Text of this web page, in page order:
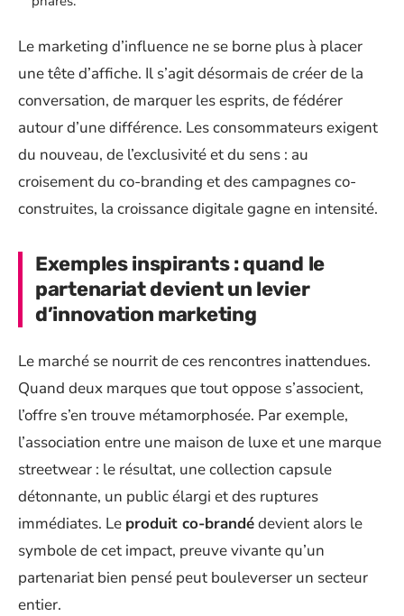
Le marketing d’influence ne se borne plus à placer
une tête d’affiche. Il s’agit désormais de créer de la
conversation, de marquer les esprits, de fédérer
autour d’une différence. Les consommateurs exigent
du nouveau, de l’exclusivité et du sens : au
croisement du co-branding et des campagnes co-
construites, la croissance digitale gagne en intensité.
Exemples inspirants : quand le
partenariat devient un levier
d’innovation marketing
Le marché se nourrit de ces rencontres inattendues.
Quand deux marques que tout oppose s’associent,
l’offre s’en trouve métamorphosée. Par exemple,
l’association entre une maison de luxe et une marque
streetwear : le résultat, une collection capsule
détonnante, un public élargi et des ruptures
immédiates. Le produit co-brandédevient alors le
symbole de cet impact, preuve vivante qu’un
partenariat bien pensé peut bouleverser un secteur
entier.